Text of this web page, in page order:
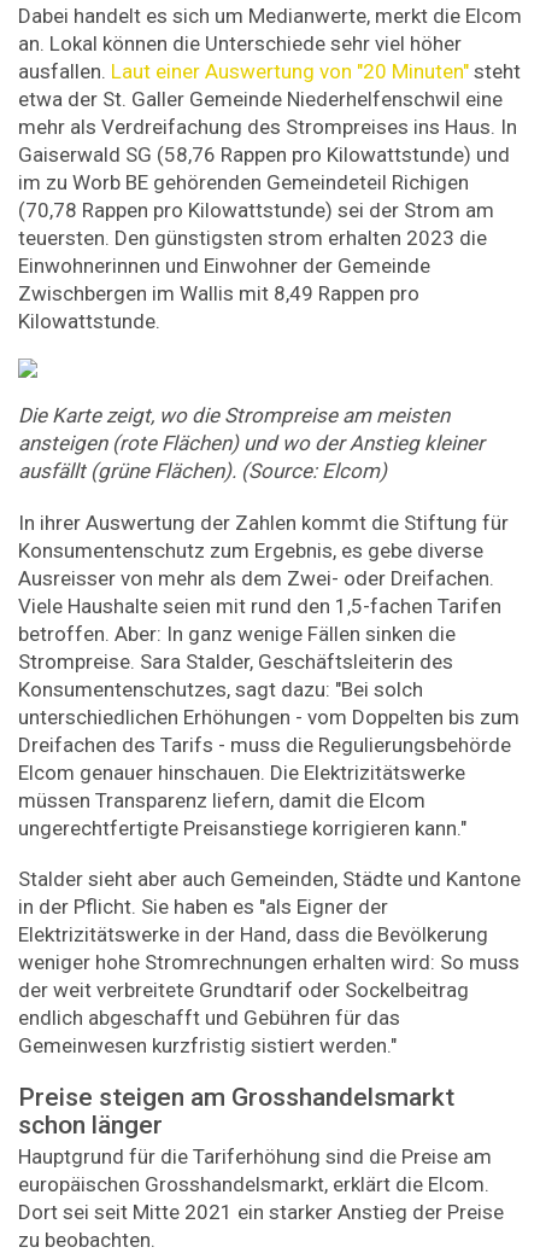
Dabei handelt es sich um Medianwerte, merkt die Elcom
an. Lokal können die Unterschiede sehr viel höher
ausfallen. Laut einer Auswertung von "20 Minuten" steht
etwa der St. Galler Gemeinde Niederhelfenschwil eine
mehr als Verdreifachung des Strompreises ins Haus. In
Gaiserwald SG (58,76 Rappen pro Kilowattstunde) und
im zu Worb BE gehörenden Gemeindeteil Richigen
(70,78 Rappen pro Kilowattstunde) sei der Strom am
teuersten. Den günstigsten strom erhalten 2023 die
Einwohnerinnen und Einwohner der Gemeinde
Zwischbergen im Wallis mit 8,49 Rappen pro
Kilowattstunde.
Die Karte zeigt, wo die Strompreise am meisten
ansteigen (rote Flächen) und wo der Anstieg kleiner
ausfällt (grüne Flächen). (Source: Elcom)
In ihrer Auswertung der Zahlen kommt die Stiftung für
Konsumentenschutz zum Ergebnis, es gebe diverse
Ausreisser von mehr als dem Zwei- oder Dreifachen.
Viele Haushalte seien mit rund den 1,5-fachen Tarifen
betroffen. Aber: In ganz wenige Fällen sinken die
Strompreise. Sara Stalder, Geschäftsleiterin des
Konsumentenschutzes, sagt dazu: "Bei solch
unterschiedlichen Erhöhungen - vom Doppelten bis zum
Dreifachen des Tarifs - muss die Regulierungsbehörde
Elcom genauer hinschauen. Die Elektrizitätswerke
müssen Transparenz liefern, damit die Elcom
ungerechtfertigte Preisanstiege korrigieren kann."
Stalder sieht aber auch Gemeinden, Städte und Kantone
in der Pflicht. Sie haben es "als Eigner der
Elektrizitätswerke in der Hand, dass die Bevölkerung
weniger hohe Stromrechnungen erhalten wird: So muss
der weit verbreitete Grundtarif oder Sockelbeitrag
endlich abgeschafft und Gebühren für das
Gemeinwesen kurzfristig sistiert werden."
Preise steigen am Grosshandelsmarkt
schon länger
Hauptgrund für die Tariferhöhung sind die Preise am
europäischen Grosshandelsmarkt, erklärt die Elcom.
Dort sei seit Mitte 2021 ein starker Anstieg der Preise
zu beobachten.